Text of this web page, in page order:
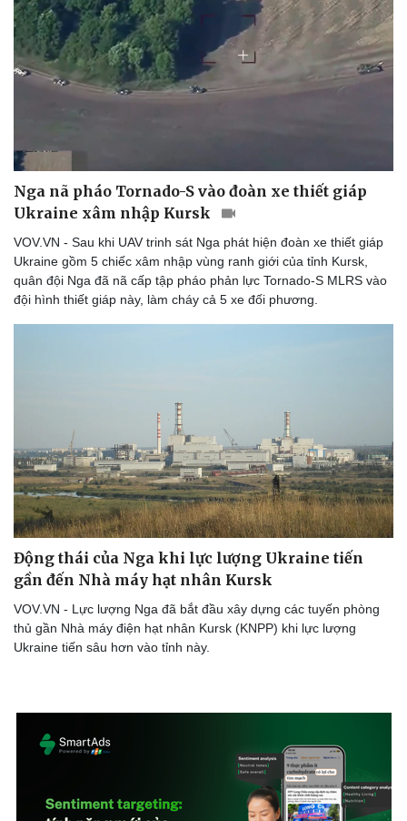
Doanh nghiệp
Doanh nhân
Vì cộng đồng
Công nghệ
Nga nã pháo Tornado-S vào đoàn xe thiết giáp
Ukraine xâm nhập Kursk
VOV.VN - Sau khi UAV trinh sát Nga phát hiện đoàn xe thiết giáp
Ukraine gồm 5 chiếc xâm nhập vùng ranh giới của tỉnh Kursk,
quân đội Nga đã nã cấp tập pháo phản lực Tornado-S MLRS vào
đội hình thiết giáp này, làm cháy cả 5 xe đối phương.
Động thái của Nga khi lực lượng Ukraine tiến
gần đến Nhà máy hạt nhân Kursk
VOV.VN - Lực lượng Nga đã bắt đầu xây dựng các tuyến phòng
thủ gần Nhà máy điện hạt nhân Kursk (KNPP) khi lực lượng
Ukraine tiến sâu hơn vào tỉnh này.